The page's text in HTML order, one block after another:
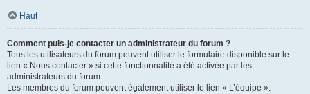
Haut
Comment puis-je contacter un administrateur du forum ?
Tous les utilisateurs du forum peuvent utiliser le formulaire disponible sur le
lien « Nous contacter » si cette fonctionnalité a été activée par les
administrateurs du forum.
Les membres du forum peuvent également utiliser le lien « L’équipe ».